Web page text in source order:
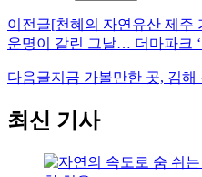
이전글[천혜의 자연유산 제주
운명이 갈린 그날… 더마파크
다음글지금 가볼만한 곳, 김해
최신 기사